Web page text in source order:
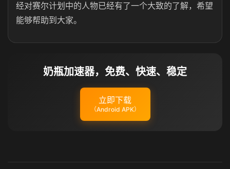
经对赛尔计划中的人物已经有了一个大致的了解，希望
能够帮助到大家。
奶瓶加速器，免费、快速、稳定
立即下载
（Android APK）